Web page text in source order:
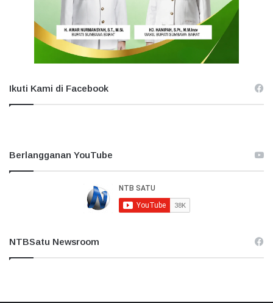
Ikuti Kami di Facebook
Berlangganan YouTube
NTBSatu Newsroom